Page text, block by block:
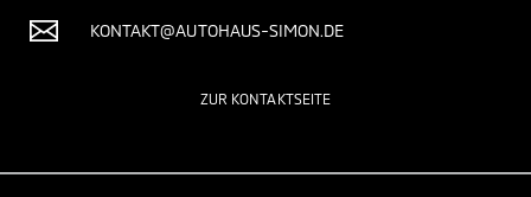
KONTAKT@AUTOHAUS-SIMON.DE
ZUR KONTAKTSEITE